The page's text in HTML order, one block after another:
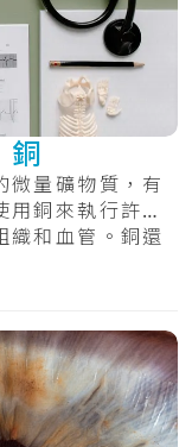
銅
微量礦物質，有
銅來執行許多
織和血管。銅還